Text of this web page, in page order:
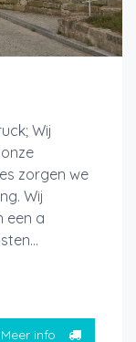
Wij
zorgen we
Wij
een a
Meer info